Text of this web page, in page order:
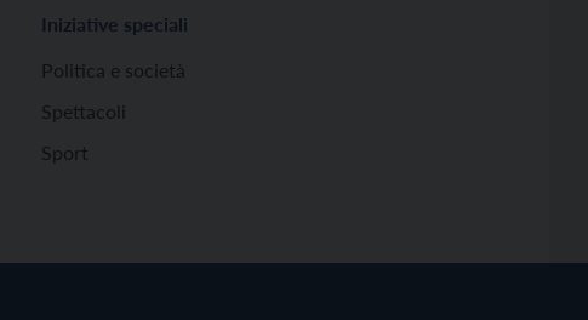
Iniziative speciali
Politica e società
Spettacoli
Sport